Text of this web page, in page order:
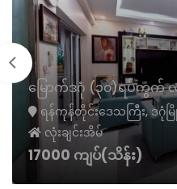
မြောက်ဒဂုံ (၃၀)ရပ်ကွက်
ရန်ကုန်တိုင်းဒေသကြီး, ဒဂုံ
လုံးချင်းအိမ်
17000 ကျပ်(သိန်း)